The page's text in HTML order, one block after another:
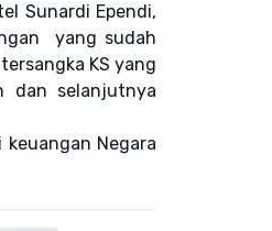
Sunardi Ependi,
yang sudah
KS yang
dan selanjutnya
Negara